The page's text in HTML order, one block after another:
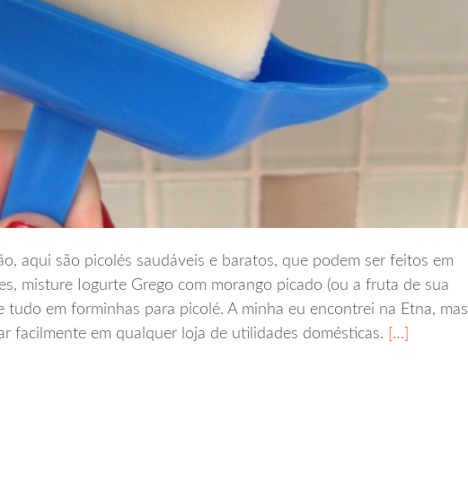
aqui são picolés saudáveis e baratos, que podem ser feitos em
misture Iogurte Grego com morango picado (ou a fruta de sua
tudo em forminhas para picolé. A minha eu encontrei na Etna, mas
facilmente em qualquer loja de utilidades domésticas. […]